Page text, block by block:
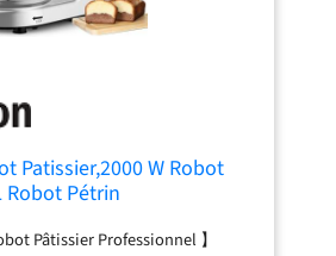
Patissier,2000 W Robot
Robot Pétrin
Pâtissier Professionnel 】